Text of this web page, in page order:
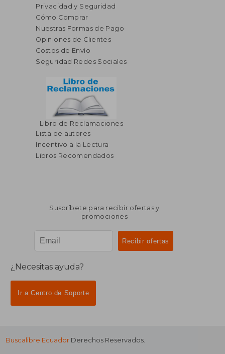
Privacidad y Seguridad
Cómo Comprar
Nuestras Formas de Pago
Opiniones de Clientes
Costos de Envío
Seguridad Redes Sociales
Libro de Reclamaciones
Lista de autores
Incentivo a la Lectura
Libros Recomendados
Suscríbete para recibir ofertas y
promociones
¿Necesitas ayuda?
Ir a Centro de Soporte
Buscalibre Ecuador Derechos Reservados.